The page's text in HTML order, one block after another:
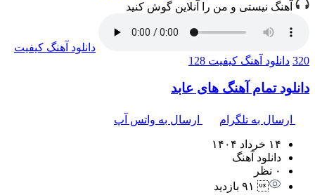
آهنگ نیستی و من را آنلاین گوش کنید
دانلود آهنگ کیفیت
320 دانلود آهنگ کیفیت 128
دانلود تمام آهنگ های عابد
ارسال به تلگرام ارسال به واتس آپ
۱۴ خرداد ۱۴۰۴
دانلود آهنگ
۰ نظر
۹۱ بازدید